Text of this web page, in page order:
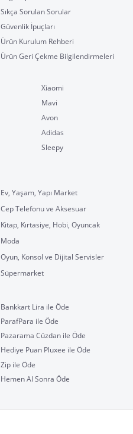
Sıkça Sorulan Sorular
Güvenlik İpuçları
Ürün Kurulum Rehberi
Ürün Geri Çekme Bilgilendirmeleri
Xiaomi
Mavi
Avon
Adidas
Sleepy
Ev, Yaşam, Yapı Market
Cep Telefonu ve Aksesuar
Kitap, Kırtasiye, Hobi, Oyuncak
Moda
Oyun, Konsol ve Dijital Servisler
Süpermarket
Bankkart Lira ile Öde
ParafPara ile Öde
Pazarama Cüzdan ile Öde
Hediye Puan Pluxee ile Öde
Zip ile Öde
Hemen Al Sonra Öde